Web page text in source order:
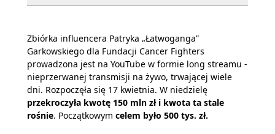
Zbiórka influencera Patryka „Łatwoganga”
Garkowskiego dla Fundacji Cancer Fighters
prowadzona jest na YouTube w formie long streamu -
nieprzerwanej transmisji na żywo, trwającej wiele
dni. Rozpoczęła się 17 kwietnia. W niedzielę
przekroczyła kwotę 150 mln zł i kwota ta stale
rośnie. Początkowym celem było 500 tys. zł.